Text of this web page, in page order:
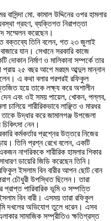
মো. কামাল উদ্দিনের ওপর হামলার
গ্রহণ, ব্যক্তিগত নিরাপত্তা
সম্মেলন করেছেন।
বক্তব্যে তিনি বলেন, গত ২৩ জুলাই
যান। সেখানে সরকারি কাজে
দোকান নির্মাণ ও মালিকানা সম্পর্কে তার
প্রায় ২৫ বছর আগে মরহুম আব্দুল মান্নান
এ কথা বলার পরপরই রফিকুল
হয়ে তাকে লক্ষ্য করে অশালীন
দেন এবং ওই সময় পায়েল, খোকন, পল্লব,
শারীরিকভাবে লাঞ্ছিত ও মারধর
উদ্ধার করে জামালগঞ্জ উপজেলা
চিকিৎসা নেন।
কর্মকর্তার প্রশ্নের উত্তরে নিজের
তিনি প্রশ্ন রেখে বলেন, একটি
নাগরিককে শারীরিক হামলার শিকার
ডায়েরি জিডি করেছেন তিনি।
রফিকুল ইসলাম বিন বারীর আপন ছোট বোন
চৌধুরী উপস্থিত ছিলেন। তারা
পারিবারিক ভূমি ও সম্পত্তি
বিন বারী। এসময় তারা রফিকুল
ভূমি দখলের অভিযোগ তুলে ধরেন। এসব
সামাজিক সম্প্রীতিও ক্ষতিগ্রস্ত